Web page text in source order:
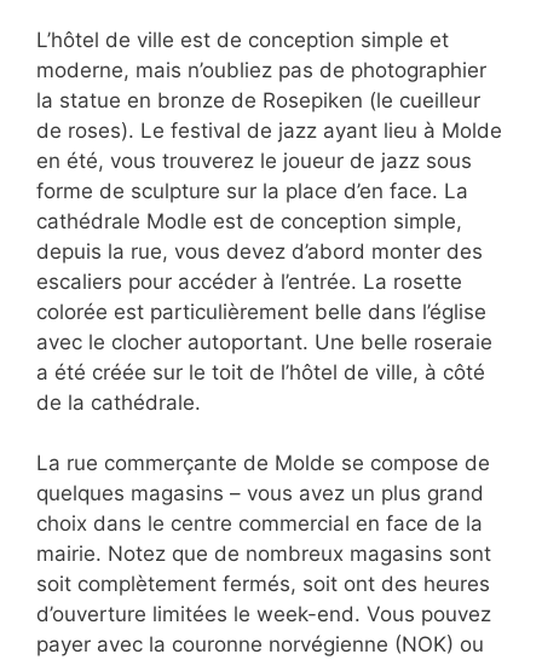
L’hôtel de ville est de conception simple et
moderne, mais n’oubliez pas de photographier
la statue en bronze de Rosepiken (le cueilleur
de roses). Le festival de jazz ayant lieu à Molde
en été, vous trouverez le joueur de jazz sous
forme de sculpture sur la place d’en face. La
cathédrale Modle est de conception simple,
depuis la rue, vous devez d’abord monter des
escaliers pour accéder à l’entrée. La rosette
colorée est particulièrement belle dans l’église
avec le clocher autoportant. Une belle roseraie
a été créée sur le toit de l’hôtel de ville, à côté
de la cathédrale.
La rue commerçante de Molde se compose de
quelques magasins – vous avez un plus grand
choix dans le centre commercial en face de la
mairie. Notez que de nombreux magasins sont
soit complètement fermés, soit ont des heures
d’ouverture limitées le week-end. Vous pouvez
payer avec la couronne norvégienne (NOK) ou